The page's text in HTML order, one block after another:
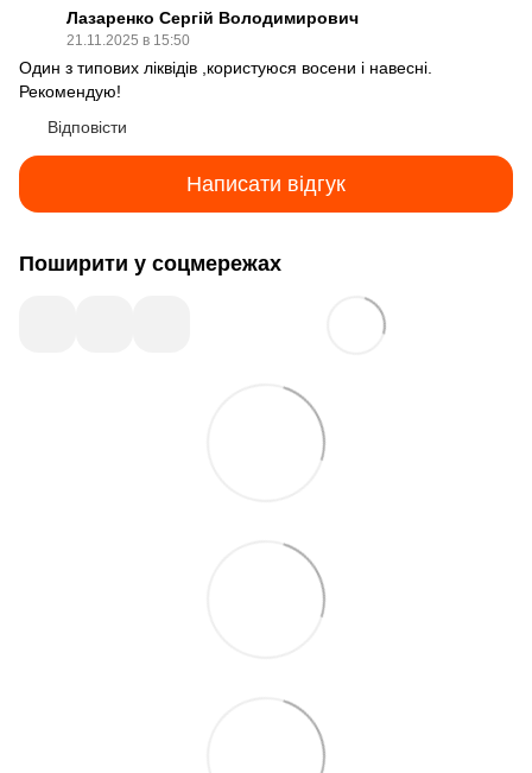
Лазаренко Сергій Володимирович
21.11.2025 в 15:50
Один з типових ліквідів ,користуюся восени і навесні.
Рекомендую!
Відповісти
Написати відгук
Поширити у соцмережах